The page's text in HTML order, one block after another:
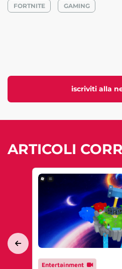
iscriviti alla
FORTNITE GAMING
ARTICOLI
Entertainment